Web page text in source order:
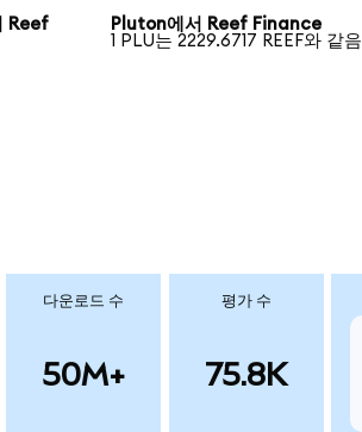
Reef
Pluton에서 Reef Finance
1 PLU는 2229.6717 REEF와 같음
다운로드 수
50M+
평가 수
75.8K